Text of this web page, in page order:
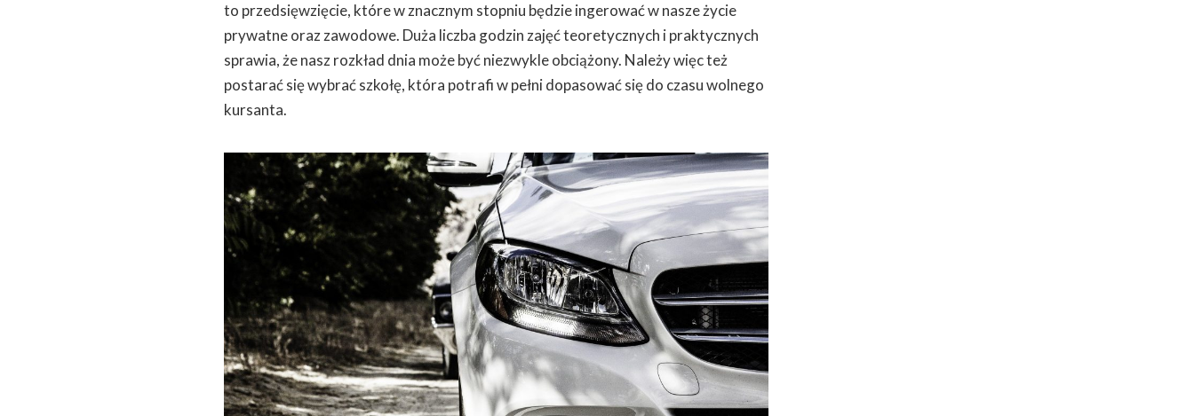
to przedsięwzięcie, które w znacznym stopniu będzie ingerować w nasze życie
prywatne oraz zawodowe. Duża liczba godzin zajęć teoretycznych i praktycznych
sprawia, że nasz rozkład dnia może być niezwykle obciążony. Należy więc też
postarać się wybrać szkołę, która potrafi w pełni dopasować się do czasu wolnego
kursanta.